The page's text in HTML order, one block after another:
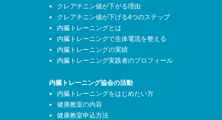
クレアチニン値が下がる理由
クレアチニン値が下げる4つのステップ
内臓トレーニングとは
内臓トレーニングで生体電流を整える
内臓トレーニングの実績
内臓トレーニング実践者のプロフィール
内臓トレーニング協会の活動
内臓トレーニングをはじめたい方
健康教室の内容
健康教室申込方法